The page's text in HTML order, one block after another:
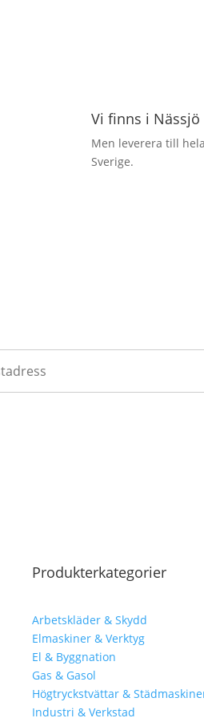
Vi finns i Nässjö
Men leverera till hela
Sverige.
Produkterkategorier
Arbetskläder & Skydd
Elmaskiner & Verktyg
El & Byggnation
Gas & Gasol
Högtryckstvättar &
Industri & Verkstad